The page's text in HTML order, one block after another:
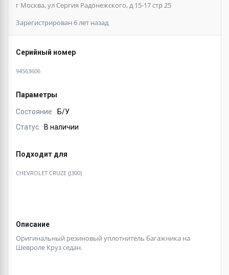
г Москва, ул Сергия Радонежского, д 15-17 стр 25
Зарегистрирован 6 лет назад
Серийный номер
94563606
Параметры
Состояние
Б/У
Статус
В наличии
Подходит для
CHEVROLET CRUZE (J300)
Описание
Оригинальный резиновый уплотнитель багажника на
Шевроле Круз седан.